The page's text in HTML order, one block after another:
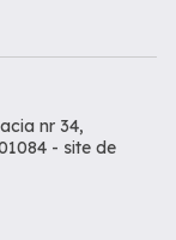
nr 34,
- site de